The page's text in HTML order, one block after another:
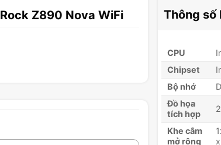
Z890 Nova WiFi Thông số
CPU
Chipset
Bộ nhớ
Đồ họa
tích hợp
Khe cắm
mở rộng